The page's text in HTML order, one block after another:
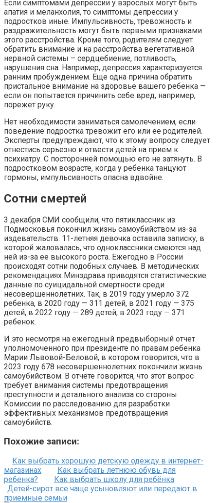
Если симптомами депрессии у взрослых могут быть
апатия и меланхолия, то симптомы депрессии у
подростков иные. Импульсивность, тревожность и
раздражительность могут быть первыми признаками
этого расстройства. Кроме того, родителям следует
обратить внимание и на расстройства вегетативной
нервной системы – сердцебиение, потливость,
нарушения сна. Например, депрессия характеризуется
ранним пробуждением. Еще одна причина обратить
пристальное внимание на здоровье вашего ребенка —
если он попытается причинить себе вред, например,
порежет руку.
Нет необходимости заниматься самолечением, если
поведение подростка тревожит его или ее родителей.
Эксперты предупреждают, что к этому вопросу следует
отнестись серьезно и отвести детей на прием к
психиатру. С посторонней помощью его не затянуть. В
подростковом возрасте, когда у ребенка танцуют
гормоны, импульсивность опасна вдвойне.
Сотни смертей
3 декабря СМИ сообщили, что пятиклассник из
Подмосковья покончил жизнь самоубийством из-за
издевательств. 11-летняя девочка оставила записку, в
которой жаловалась, что одноклассники смеются над
ней из-за ее высокого роста. Ежегодно в России
происходят сотни подобных случаев. В методических
рекомендациях Минздрава приводятся статистические
данные по суицидальной смертности среди
несовершеннолетних. Так, в 2019 году умерло 372
ребенка, в 2020 году — 311 детей, в 2021 году — 375
детей, в 2022 году — 289 детей, в 2023 году — 371
ребенок.
И это несмотря на ежегодный предвыборный отчет
уполномоченного при президенте по правам ребенка
Марии Львовой-Беловой, в котором говорится, что в
2023 году 678 несовершеннолетних покончили жизнь
самоубийством. В отчете говорится, что этот вопрос
требует внимания системы предотвращения
преступности и детального анализа со стороны
Комиссии по расследованию для разработки
эффективных механизмов предотвращения
самоубийств.
Похожие записи:
Как выбрать хорошую детскую одежду в интернет-
магазинах
Как выбрать летнюю обувь для
ребенка?
Как выбрать школу для ребёнка
Детей-сирот все чаще усыновляют или передают в
приемные семьи